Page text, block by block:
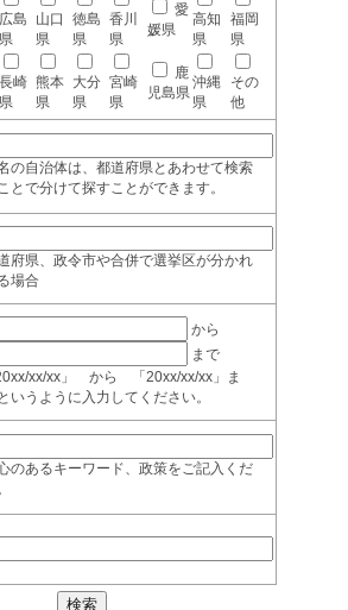
広島
県
山口
県
徳島
県
香川
県
愛
媛県
高知
県
福岡
県
長崎
県
熊本
県
大分
県
宮崎
県
鹿
児島県
沖縄
県
その
他
の自治体は、都道府県とあわせて検索
とで分けて探すことができます。
府県、政令市や合併で選挙区が分かれ
場合
から
まで
xx/xx」 から 「20xx/xx/xx」ま
うように入力してください。
のあるキーワード、政策をご記入くだ